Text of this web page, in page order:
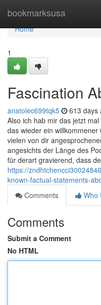
bookmarksusa
Home
Home
1
Fascination
anatolec699tqk5 613 days
Also ich hab mir das jetzt
das wieder ein
vielen von dir
angesichts der Länge des
für derart gravierend, dass
https://
known-factual-statements-
Comments
Who
Comments
Submit a Comment
No HTML